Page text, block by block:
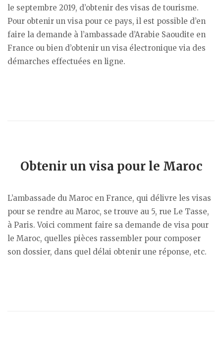
le septembre 2019, d’obtenir des visas de tourisme.
Pour obtenir un visa pour ce pays, il est possible d’en
faire la demande à l’ambassade d’Arabie Saoudite en
France ou bien d’obtenir un visa électronique via des
démarches effectuées en ligne.
Obtenir un visa pour le Maroc
L’ambassade du Maroc en France, qui délivre les visas
pour se rendre au Maroc, se trouve au 5, rue Le Tasse,
à Paris. Voici comment faire sa demande de visa pour
le Maroc, quelles pièces rassembler pour composer
son dossier, dans quel délai obtenir une réponse, etc.